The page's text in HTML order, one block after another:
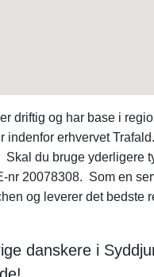
driftig og har base i
erhvervet
du bruge yderligere
nr 20078308. Som en
og leverer det bedste
danskere i